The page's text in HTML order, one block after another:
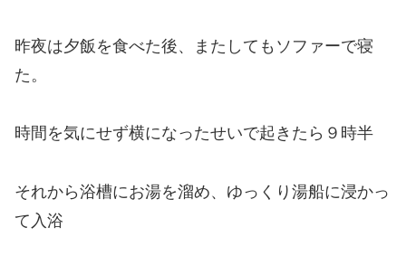
昨夜は夕飯を食べた後、またしてもソファーで寝
た。
時間を気にせず横になったせいで起きたら９時半
それから浴槽にお湯を溜め、ゆっくり湯船に浸かっ
て入浴